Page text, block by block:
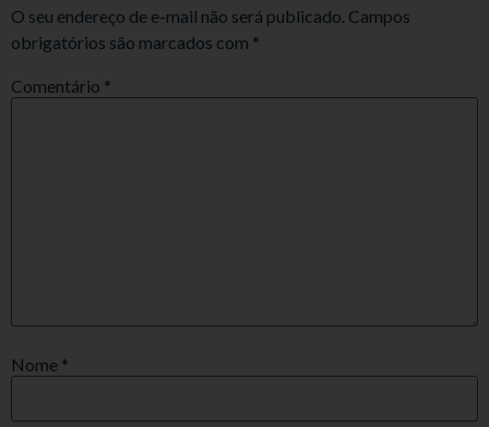
O seu endereço de e-mail não será publicado. Campos
obrigatórios são marcados com *
Comentário *
Nome *